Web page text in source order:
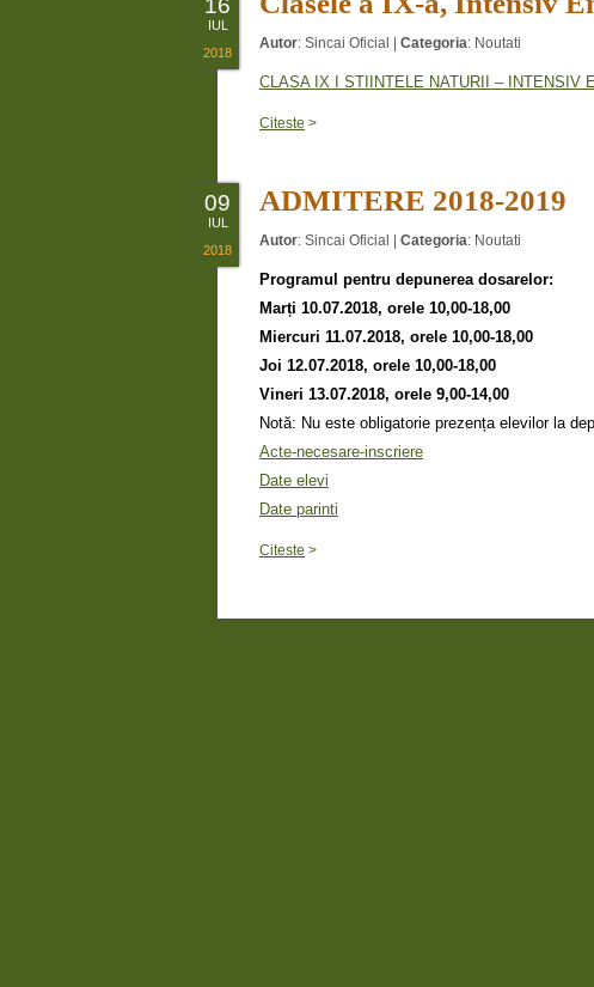
Autor: Sincai Oficial Categoria: Noutati
CLASA IX I STIINTELE NATURII – INTENSIV
Citeste >
16
IUL
2018
ADMITERE 2018-2019
Autor: Sincai Oficial Categoria: Noutati
Programul pentru depunerea dosarelor:
Marți 10.07.2018, orele 10,00-18,00
Miercuri 11.07.2018, orele 10,00-18,00
Joi 12.07.2018, orele 10,00-18,00
Vineri 13.07.2018, orele 9,00-14,00
Notă: Nu este obligatorie prezența elevilor la
Acte-necesare-inscriere
Date elevi
Date parinti
Citeste >
09
IUL
2018